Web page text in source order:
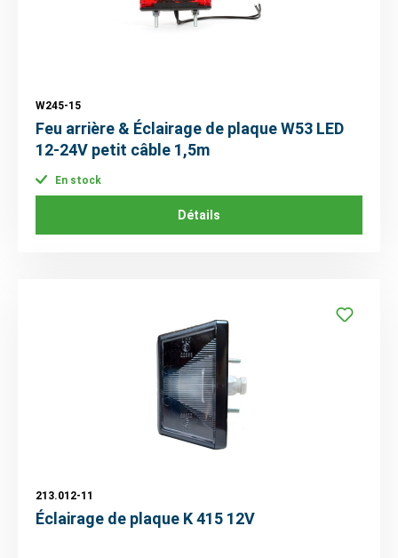
W245-15
Feu arrière & Éclairage de plaque W53 LED
12-24V petit câble 1,5m
En stock
Détails
213.012-11
Éclairage de plaque K 415 12V